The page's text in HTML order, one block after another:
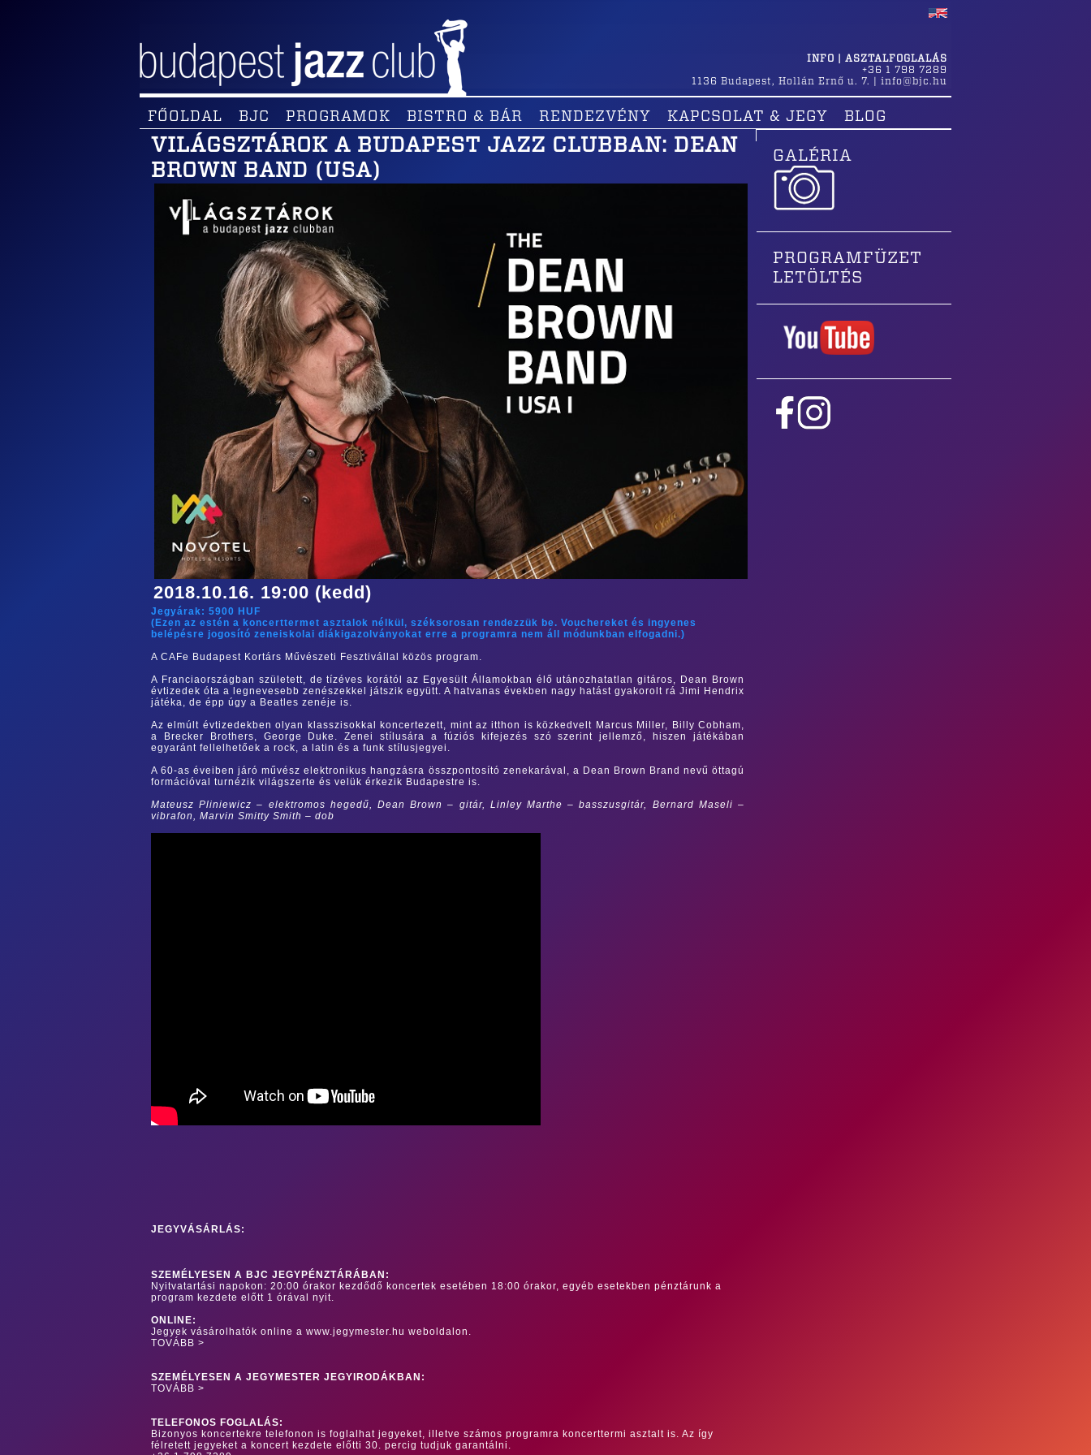
INFO | ASZTALFOGLALÁS
+36 1 798 7289
1136 Budapest , Hollán Ernő u. 7. info@bjc.hu
FŐOLDAL BJC PROGRAMOK BISTRO & BÁR RENDEZVÉNY KAPCSOLAT & JEGY BLOG
VILÁGSZTÁROK A BUDAPEST JAZZ CLUBBAN: DEAN
BROWN BAND (USA)
2018.10.16. 19:00 (kedd)
Jegyárak: 5900 HUF
(Ezen az estén a koncerttermet asztalok nélkül, széksorosan rendezzük be. Vouchereket és ingyenes
belépésre jogosító zeneiskolai diákigazolványokat erre a programra nem áll módunkban elfogadni.)
A CAFe Budapest Kortárs Művészeti Fesztivállal közös program.
A Franciaországban született, de tízéves korától az Egyesült Államokban élő utánozhatatlan gitáros, Dean Brown
évtizedek óta a legnevesebb zenészekkel játszik együtt. A hatvanas években nagy hatást gyakorolt rá Jimi Hendrix
játéka, de épp úgy a Beatles zenéje is.
Az elmúlt évtizedekben olyan klasszisokkal koncertezett, mint az itthon is közkedvelt Marcus Miller, Billy Cobham,
a Brecker Brothers, George Duke. Zenei stílusára a fúziós kifejezés szó szerint jellemző, hiszen játékában
egyaránt fellelhetőek a rock, a latin és a funk stílusjegyei.
A 60-as éveiben járó művész elektronikus hangzásra összpontosító zenekarával, a Dean Brown Brand nevű öttagú
formációval turnézik világszerte és velük érkezik Budapestre is.
Mateusz Pliniewicz – elektromos hegedű, Dean Brown – gitár, Linley Marthe – basszusgitár, Bernard Maseli –
vibrafon, Marvin Smitty Smith – dob
JEGYVÁSÁRLÁS:
SZEMÉLYESEN A BJC JEGYPÉNZTÁRÁBAN:
Nyitvatartási napokon: 20:00 órakor kezdődő koncertek esetében 18:00 órakor, egyéb esetekben pénztárunk a
program kezdete előtt 1 órával nyit.
ONLINE:
Jegyek vásárolhatók online a www.jegymester.hu weboldalon.
TOVÁBB >
SZEMÉLYESEN A JEGYMESTER JEGYIRODÁKBAN:
TOVÁBB >
TELEFONOS FOGLALÁS:
Bizonyos koncertekre telefonon is foglalhat jegyeket, illetve számos programra koncerttermi asztalt is. Az így
félretett jegyeket a koncert kezdete előtti 30. percig tudjuk garantálni.
GALÉRIA
PROGRAMFÜZET
LETÖLTÉS